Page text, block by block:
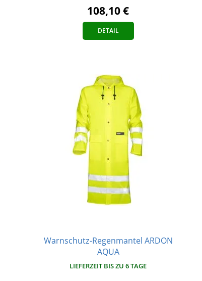
108,10 €
DETAIL
Warnschutz-Regenmantel ARDON
AQUA
LIEFERZEIT BIS ZU 6 TAGE